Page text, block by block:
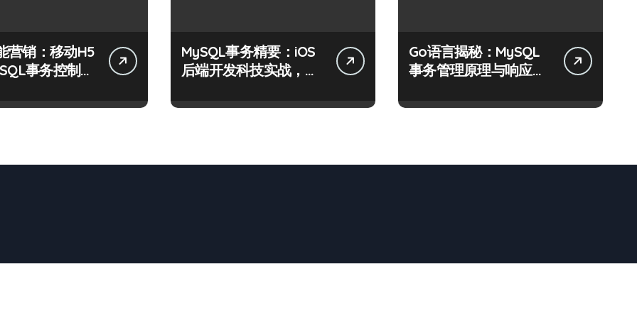
营销：移动H5
事务控制进
MySQL事务精要：iOS
后端开发科技实战，技
Go语言揭秘：MySQL
事务管理原理与响应式